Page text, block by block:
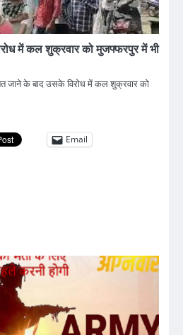
में कल शुक्रवार को मुजफ्फरपुर में भी
जाने के बाद उसके विरोध में कल शुक्रवार को
Email